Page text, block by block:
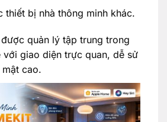
bị nhà thông minh khác.
quản lý tập trung trong
với giao diện trực quan, dễ sử
cao.